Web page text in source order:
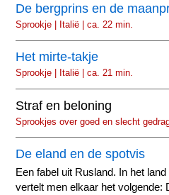
De bergprins en de
Sprookje | Italië | ca. 22 min.
Het mirte-takje
Sprookje | Italië | ca. 21 min.
Straf en beloning
Sprookjes over goed en slecht
De eland en de spotvis
Een fabel uit Rusland. In het
vertelt men elkaar het volgende: